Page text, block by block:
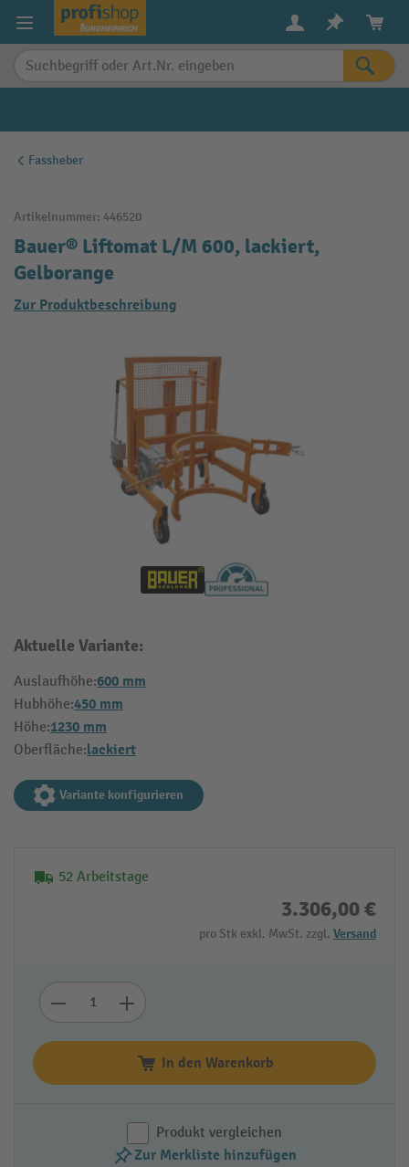
springen
Fassheber
Artikelnummer: 446520
Bauer® Liftomat L/M 600, lackiert,
Gelborange
Zur Produktbeschreibung
Aktuelle Variante:
Auslaufhöhe:600 mm
Hubhöhe:450 mm
Höhe:1230 mm
Oberfläche:lackiert
Variante konfigurieren
52 Arbeitstage
3.306,00 €
pro Stk exkl. MwSt. zzgl. Versand
In den Warenkorb
Produkt vergleichen
Zur Merkliste hinzufügen